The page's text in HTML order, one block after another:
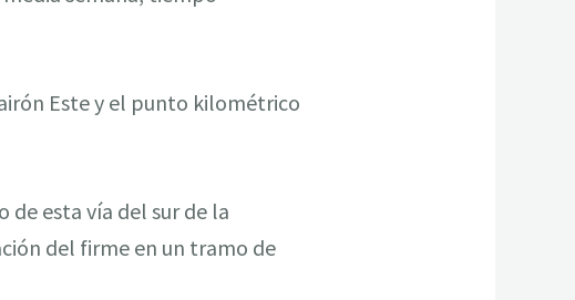
Este y el punto kilométrico
esta vía del sur de la
del firme en un tramo de